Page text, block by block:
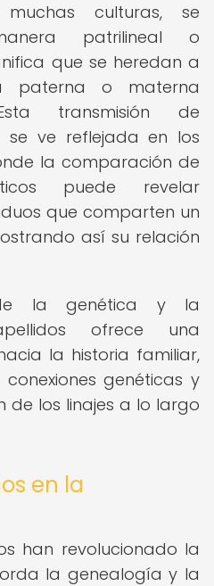
culturas, se
patrilineal o
que se heredan a
paterna o materna
transmisión de
se ve reflejada en los
la comparación de
puede revelar
que comparten un
así su relación
la genética y la
ofrece una
la historia familiar,
genéticas y
de los linajes a lo largo
en la
han revolucionado la
la genealogía y la